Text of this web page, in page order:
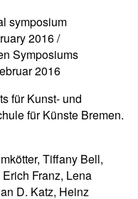
symposium
2016 /
Symposiums
2016
für Kunst- und
für Künste Bremen.
Tiffany Bell,
Franz, Lena
D. Katz, Heinz